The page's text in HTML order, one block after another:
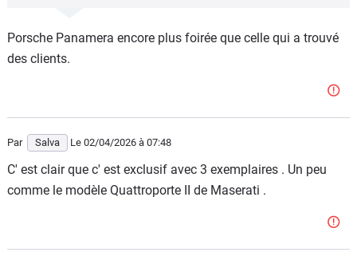
Porsche Panamera encore plus foirée que celle qui a trouvé
des clients.
Par Salva Le 02/04/2026 à 07:48
C' est clair que c' est exclusif avec 3 exemplaires . Un peu
comme le modèle Quattroporte II de Maserati .